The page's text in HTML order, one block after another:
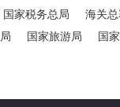
国家税务总局
海关
局
国家旅游局 国